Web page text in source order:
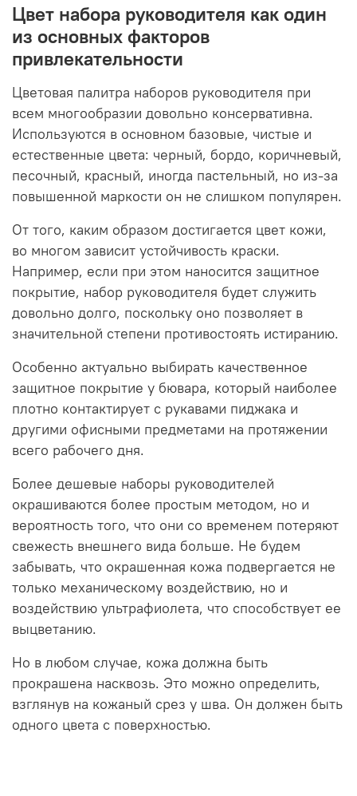
Цвет набора руководителя как один
из основных факторов
привлекательности
Цветовая палитра наборов руководителя при
всем многообразии довольно консервативна.
Используются в основном базовые, чистые и
естественные цвета: черный, бордо, коричневый,
песочный, красный, иногда пастельный, но из-за
повышенной маркости он не слишком популярен.
От того, каким образом достигается цвет кожи,
во многом зависит устойчивость краски.
Например, если при этом наносится защитное
покрытие, набор руководителя будет служить
довольно долго, поскольку оно позволяет в
значительной степени противостоять истиранию.
Особенно актуально выбирать качественное
защитное покрытие у бювара, который наиболее
плотно контактирует с рукавами пиджака и
другими офисными предметами на протяжении
всего рабочего дня.
Более дешевые наборы руководителей
окрашиваются более простым методом, но и
вероятность того, что они со временем потеряют
свежесть внешнего вида больше. Не будем
забывать, что окрашенная кожа подвергается не
только механическому воздействию, но и
воздействию ультрафиолета, что способствует ее
выцветанию.
Но в любом случае, кожа должна быть
прокрашена насквозь. Это можно определить,
взглянув на кожаный срез у шва. Он должен быть
одного цвета с поверхностью.